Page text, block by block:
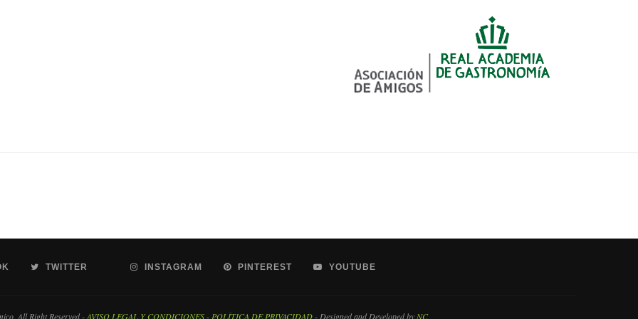
TWITTER INSTAGRAM PINTEREST YOUTUBE
All Right Reserved -AVISO LEGAL Y CONDICIONES- POLÍTICA DE PRIVACIDAD- Designed and Developed byNC